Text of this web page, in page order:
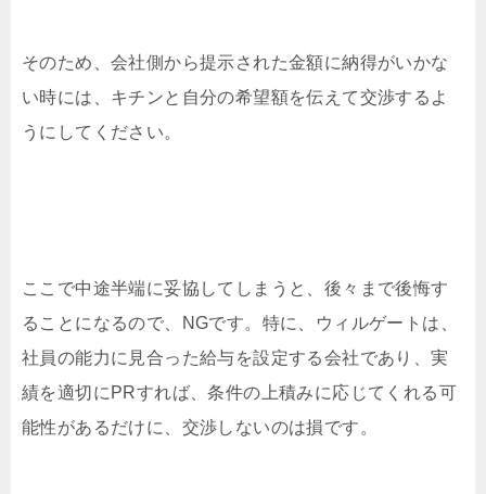
そのため、会社側から提示された金額に納得がいかな
い時には、キチンと自分の希望額を伝えて交渉するよ
うにしてください。
ここで中途半端に妥協してしまうと、後々まで後悔す
ることになるので、NGです。特に、ウィルゲートは、
社員の能力に見合った給与を設定する会社であり、実
績を適切にPRすれば、条件の上積みに応じてくれる可
能性があるだけに、交渉しないのは損です。